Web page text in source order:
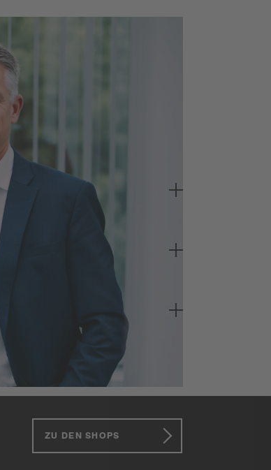
ZU DEN SHOPS